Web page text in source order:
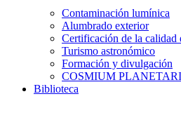
Contaminación lumínica
Alumbrado exterior
Certificación de la calidad
Turismo astronómico
Formación y divulgación
COSMIUM
Biblioteca